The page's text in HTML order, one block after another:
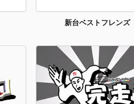
新台ベストフレンズ